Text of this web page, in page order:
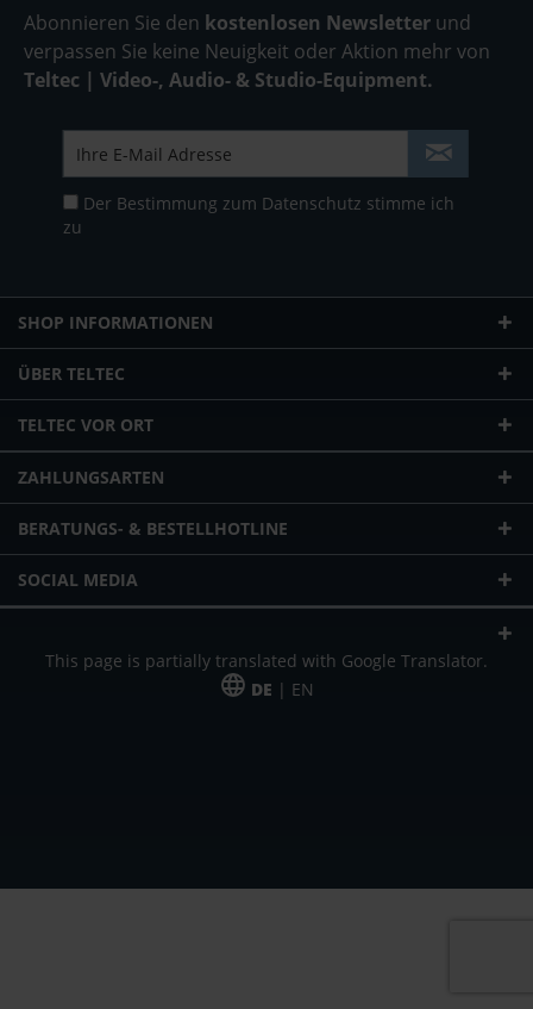
Abonnieren Sie den kostenlosen Newsletter und
verpassen Sie keine Neuigkeit oder Aktion mehr von
Teltec | Video-, Audio- & Studio-Equipment.
Der Bestimmung zum Datenschutz stimme ich
zu
SHOP INFORMATIONEN
ÜBER TELTEC
TELTEC VOR ORT
ZAHLUNGSARTEN
BERATUNGS- & BESTELLHOTLINE
SOCIAL MEDIA
This page is partially translated with Google Translator.
DE | EN